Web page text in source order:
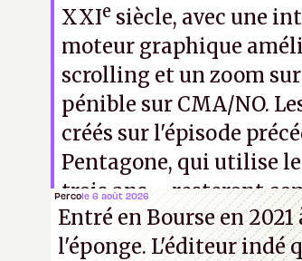
XXIe siècle, avec une
moteur graphique
scrolling et un zoom
pénible sur CMA/NO.
créés sur l'épisode
Pentagone, qui utilise
trois ans – resteront
le prix, mais prévoyez
Percole 6 août 2026
Entré en Bourse en
l'éponge. L'éditeur indé